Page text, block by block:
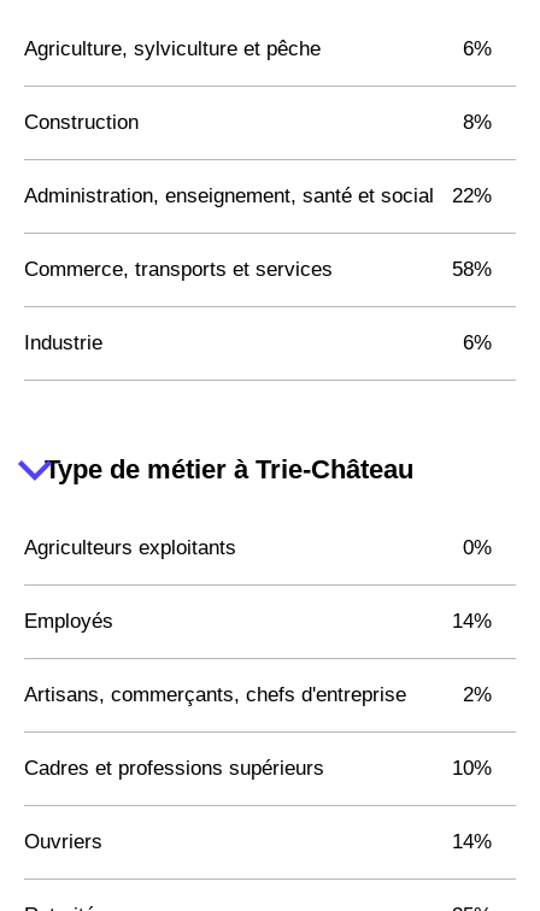
Agriculture, sylviculture et pêche 6%
Construction 8%
Administration, enseignement, santé et social 22%
Commerce, transports et services 58%
Industrie 6%
Type de métier à Trie-Château
Agriculteurs exploitants 0%
Employés 14%
Artisans, commerçants, chefs d'entreprise 2%
Cadres et professions supérieurs 10%
Ouvriers 14%